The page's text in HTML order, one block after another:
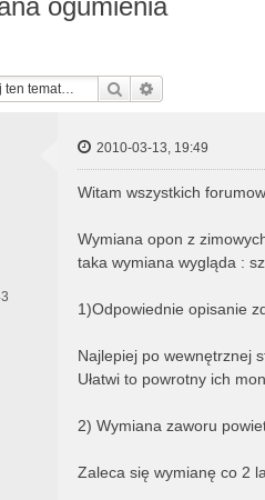
ogumienia
Szukaj
2010-03-13, 19:49
Witam wszystkich
Wymiana opon z
taka wymiana wygląda :
1)Odpowiednie opisanie
Najlepiej po wewnętrznej
Ułatwi to powrotny ich
2) Wymiana zaworu
Zaleca się wymianę co 2